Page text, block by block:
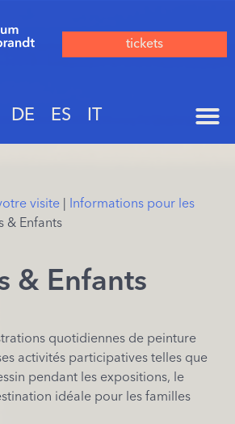
tickets
DE ES IT
visite
Informations pour les
& Enfants
& Enfants
quotidiennes de peinture
activités participatives telles que
pendant les expositions, le
idéale pour les familles